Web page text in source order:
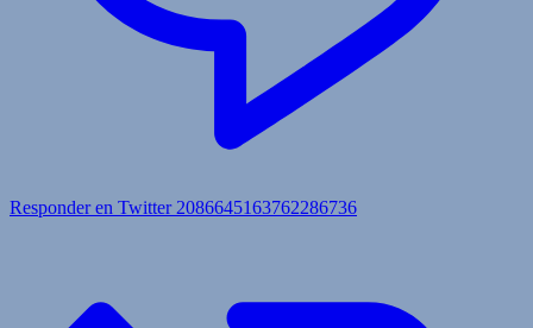
Responder en Twitter 2086645163762286736